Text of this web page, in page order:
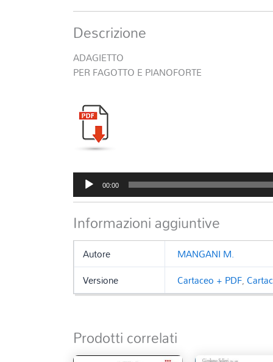
Descrizione
ADAGIETTO
PER FAGOTTO E PIANOFORTE
Audio
Player
00:00
Informazioni aggiuntive
Autore
MANGANI M.
Versione
Cartaceo + PDF,
Prodotti correlati